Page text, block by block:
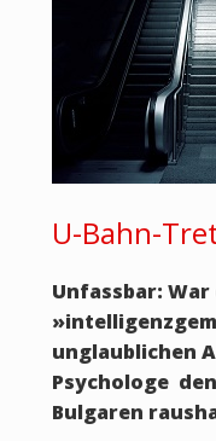
U-Bahn-
Unfassbar:
unglaublichen
Psychologe
Bulgaren